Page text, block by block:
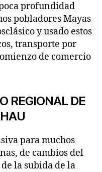
profundidad
pobladores Mayas
y usado estos
transporte por
de comercio
REGIONAL DE
para muchos
de cambios del
la subida de la